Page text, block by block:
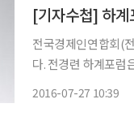
[기자수첩] 하계
전국경제인연합회(
다. 전경련 하계포럼
2016-07-27 10:39